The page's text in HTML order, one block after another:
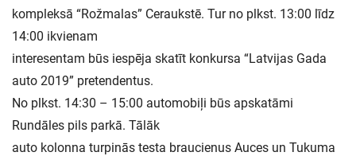
kompleksā “Rožmalas” Ceraukstē. Tur no plkst. 13:00 līdz
14:00 ikvienam
interesentam būs iespēja skatīt konkursa “Latvijas Gada
auto 2019” pretendentus.
No plkst. 14:30 – 15:00 automobiļi būs apskatāmi
Rundāles pils parkā. Tālāk
auto kolonna turpinās testa braucienus Auces un Tukuma